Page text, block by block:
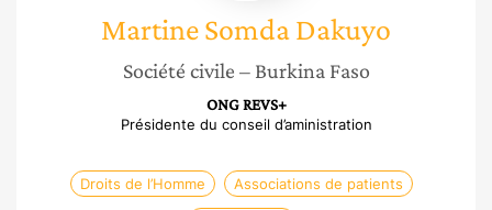
MartineSomda Dakuyo
Société civile – Burkina Faso
ONG REVS+
Présidente du conseil d’aministration
Droits de l’Homme Associations de patients